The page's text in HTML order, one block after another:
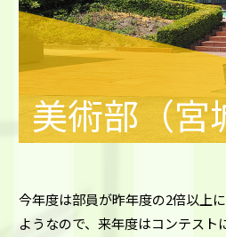
美術部（宮
今年度は部員が昨年度の2倍以上
ようなので、来年度はコンテス